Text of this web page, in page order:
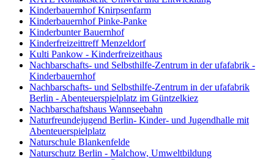
Kinderbauernhof Knirpsenfarm
Kinderbauernhof Pinke-Panke
Kinderbunter Bauernhof
Kinderfreizeittreff Menzeldorf
Kulti Pankow - Kinderfreizeithaus
Nachbarschafts- und Selbsthilfe-Zentrum in der ufafabrik -
Kinderbauernhof
Nachbarschafts- und Selbsthilfe-Zentrum in der ufafabrik
Berlin - Abenteuerspielplatz im Güntzelkiez
Nachbarschaftshaus Wannseebahn
Naturfreundejugend Berlin- Kinder- und Jugendhalle mit
Abenteuerspielplatz
Naturschule Blankenfelde
Naturschutz Berlin - Malchow, Umweltbildung